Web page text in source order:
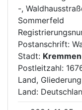
-,
Sommerfeld
Postanschrift:
Stadt: Kremmen
Postleitzahl:
Land,
Land: